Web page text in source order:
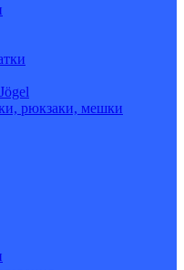
рюкзаки, мешки